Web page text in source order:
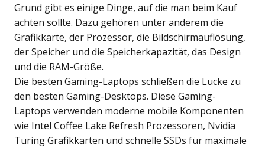
Grund gibt es einige Dinge, auf die man beim Kauf
achten sollte. Dazu gehören unter anderem die
Grafikkarte, der Prozessor, die Bildschirmauflösung,
der Speicher und die Speicherkapazität, das Design
und die RAM-Größe.
Die besten Gaming-Laptops schließen die Lücke zu
den besten Gaming-Desktops. Diese Gaming-
Laptops verwenden moderne mobile Komponenten
wie Intel Coffee Lake Refresh Prozessoren, Nvidia
Turing Grafikkarten und schnelle SSDs für maximale